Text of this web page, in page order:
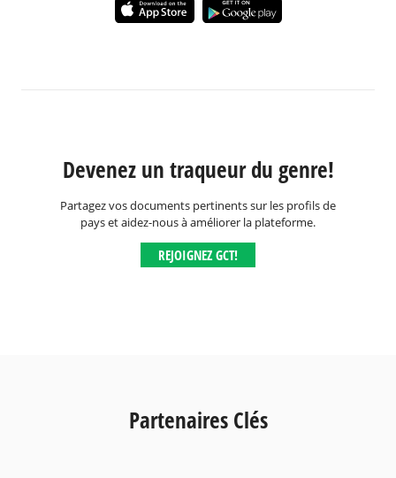
Devenez un traqueur du genre!
Partagez vos documents pertinents sur les profils de
pays et aidez-nous à améliorer la plateforme.
REJOIGNEZ GCT!
Partenaires Clés